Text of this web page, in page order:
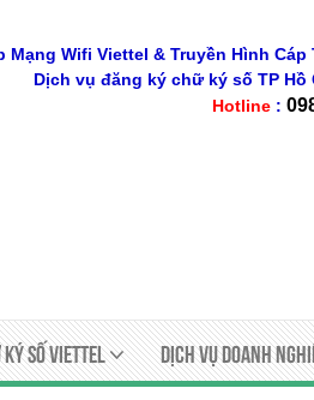
Mạng Wifi Viettel & Truyền Hình
Dịch vụ đăng ký chữ ký số TP Hồ
Hotline :
ký số viettel Dịch Vụ Doanh